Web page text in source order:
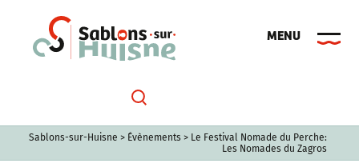
Sablons-sur-Huisne > Évènements > Le Festival Nomade du Perche:
Les Nomades du Zagros